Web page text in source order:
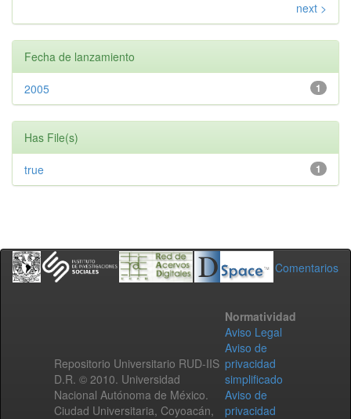
next >
Fecha de lanzamiento
1
2005
Has File(s)
1
true
Comentarios
Repositorio Universitario RUD-IIS
D.R. © 2010. Universidad
Nacional Autónoma de México.
Ciudad Universitaria, Coyoacán,
Normatividad
Aviso Legal
Aviso de
privacidad
simplificado
Aviso de
privacidad